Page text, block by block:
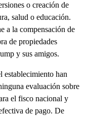
o creación de
salud o educación.
a la compensación de
de propiedades
y sus amigos.
establecimiento han
evaluación sobre
el fisco nacional y
de pago. De